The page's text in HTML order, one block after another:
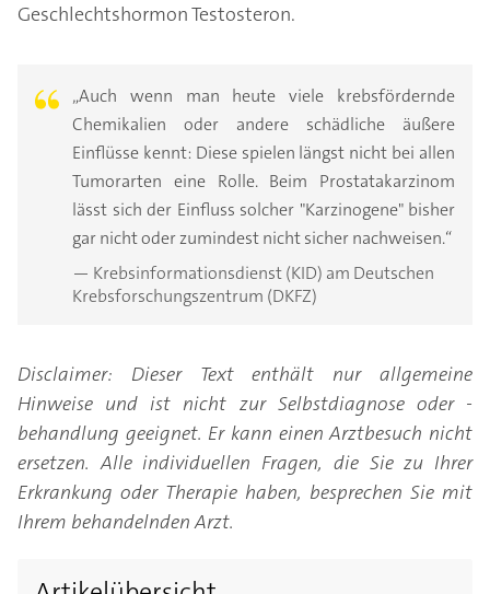
Geschlechtshormon Testosteron.
„Auch wenn man heute viele krebsfördernde
Chemikalien oder andere schädliche äußere
Einflüsse kennt: Diese spielen längst nicht bei allen
Tumorarten eine Rolle. Beim Prostatakarzinom
lässt sich der Einfluss solcher "Karzinogene" bisher
gar nicht oder zumindest nicht sicher nachweisen.“
— Krebsinformationsdienst (KID) am Deutschen
Krebsforschungszentrum (DKFZ)
Disclaimer: Dieser Text enthält nur allgemeine
Hinweise und ist nicht zur Selbstdiagnose oder -
behandlung geeignet. Er kann einen Arztbesuch nicht
ersetzen. Alle individuellen Fragen, die Sie zu Ihrer
Erkrankung oder Therapie haben, besprechen Sie mit
Ihrem behandelnden Arzt.